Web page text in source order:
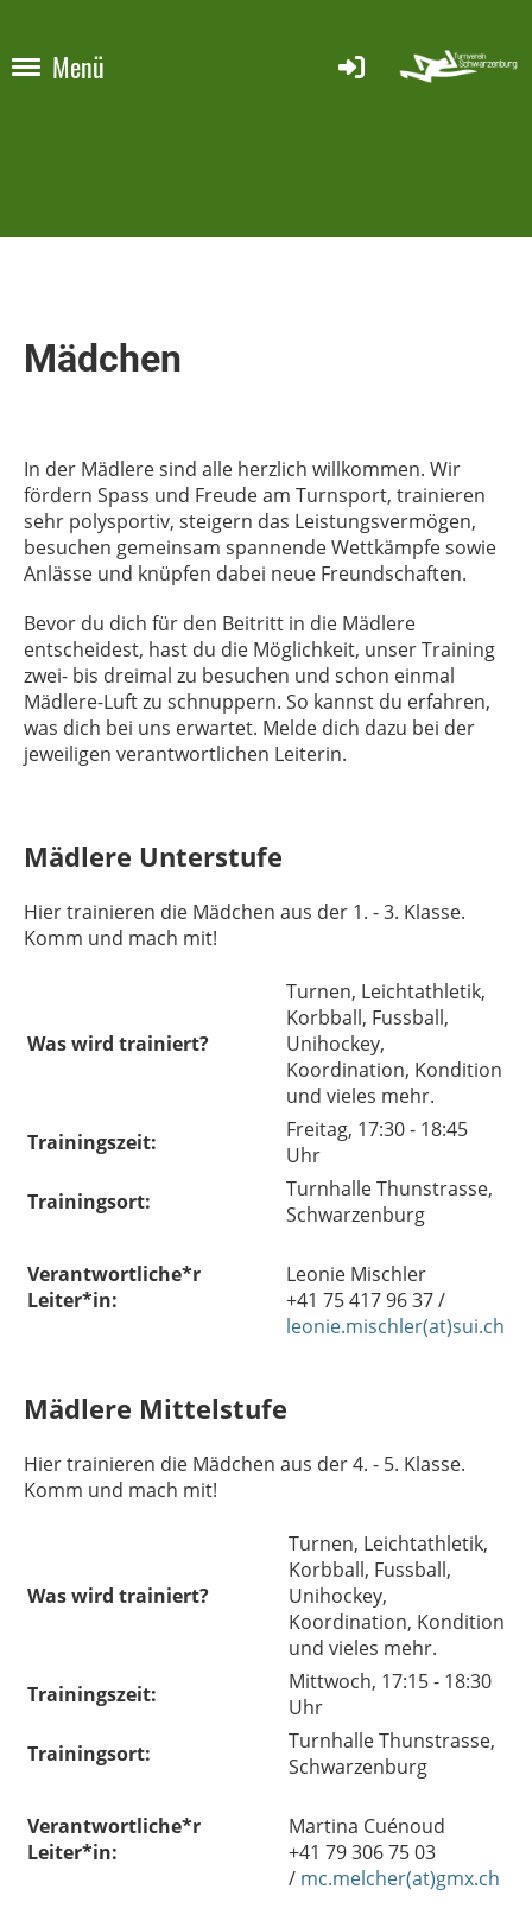
Menü
Mädchen
In der Mädlere sind alle herzlich willkommen. Wir
fördern Spass und Freude am Turnsport, trainieren
sehr polysportiv, steigern das Leistungsvermögen,
besuchen gemeinsam spannende Wettkämpfe sowie
Anlässe und knüpfen dabei neue Freundschaften.
Bevor du dich für den Beitritt in die Mädlere
entscheidest, hast du die Möglichkeit, unser Training
zwei- bis dreimal zu besuchen und schon einmal
Mädlere-Luft zu schnuppern. So kannst du erfahren,
was dich bei uns erwartet. Melde dich dazu bei der
jeweiligen verantwortlichen Leiterin.
Mädlere Unterstufe
Hier trainieren die Mädchen aus der 1. - 3. Klasse.
Komm und mach mit!
Was wird trainiert?
Turnen, Leichtathletik,
Korbball, Fussball,
Unihockey,
Koordination, Kondition
und vieles mehr.
Trainingszeit:
Freitag, 17:30 - 18:45
Uhr
Trainingsort:
Turnhalle Thunstrasse,
Schwarzenburg
Verantwortliche*r
Leiter*in:
Leonie Mischler
+41 75 417 96 37 /
leonie.mischler(at)sui.ch
Mädlere Mittelstufe
Hier trainieren die Mädchen aus der 4. - 5. Klasse.
Komm und mach mit!
Was wird trainiert?
Turnen, Leichtathletik,
Korbball, Fussball,
Unihockey,
Koordination, Kondition
und vieles mehr.
Trainingszeit:
Mittwoch, 17:15 - 18:30
Uhr
Trainingsort:
Turnhalle Thunstrasse,
Schwarzenburg
Verantwortliche*r
Leiter*in:
Martina Cuénoud
+41 79 306 75 03
/ mc.melcher(at)gmx.ch